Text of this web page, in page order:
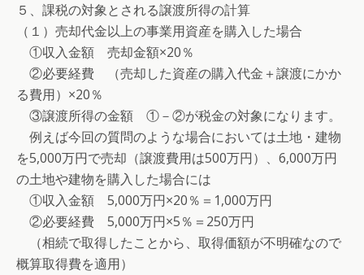
５、課税の対象とされる譲渡所得の計算
（１）売却代金以上の事業用資産を購入した場合
①収入金額 売却金額×20％
②必要経費 （売却した資産の購入代金＋譲渡にかか
る費用）×20％
③譲渡所得の金額 ①－②が税金の対象になります。
例えば今回の質問のような場合においては土地・建物
を5,000万円で売却（譲渡費用は500万円）、6,000万円
の土地や建物を購入した場合には
①収入金額 5,000万円×20％＝1,000万円
②必要経費 5,000万円×5％＝250万円
（相続で取得したことから、取得価額が不明確なので
概算取得費を適用）